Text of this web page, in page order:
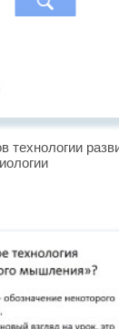
технологии